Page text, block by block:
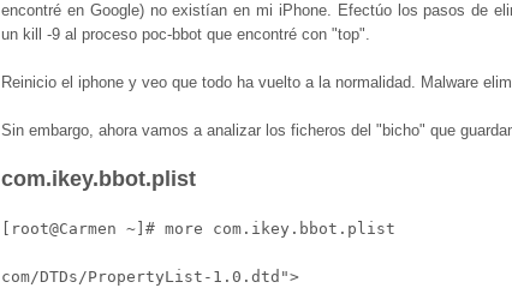
encontré en Google) no existían en mi iPhone. Efectúo los pasos de
un kill -9 al proceso poc-bbot que encontré con "top".
Reinicio el iphone y veo que todo ha vuelto a la normalidad. Malware
Sin embargo, ahora vamos a analizar los ficheros del "bicho" que
com.ikey.bbot.plist
[root@Carmen ~]# more com.ikey.bbot.plist